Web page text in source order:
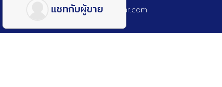
แชทกับผู้ขาย
admin@ezymar.com